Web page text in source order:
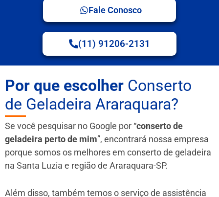
Fale Conosco
(11) 91206-2131
Por que escolher Conserto
de Geladeira Araraquara?
Se você pesquisar no Google por “conserto de
geladeira perto de mim”, encontrará nossa empresa
porque somos os melhores em conserto de geladeira
na Santa Luzia e região de Araraquara-SP.
Além disso, também temos o serviço de assistência